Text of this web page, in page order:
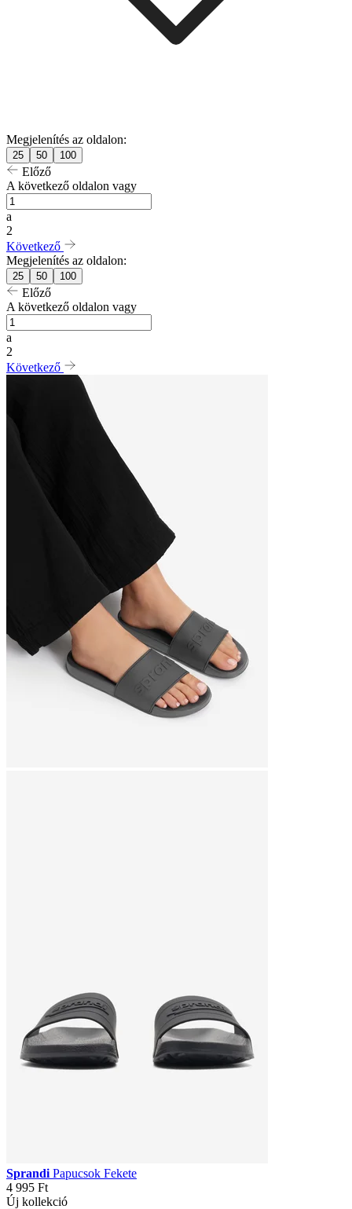
Megjelenítés az oldalon:
25 50 100
Előző
A következő oldalon vagy
a
2
Következő
Megjelenítés az oldalon:
25 50 100
Előző
A következő oldalon vagy
a
2
Következő
Sprandi Papucsok Fekete
4 995 Ft
Új kollekció